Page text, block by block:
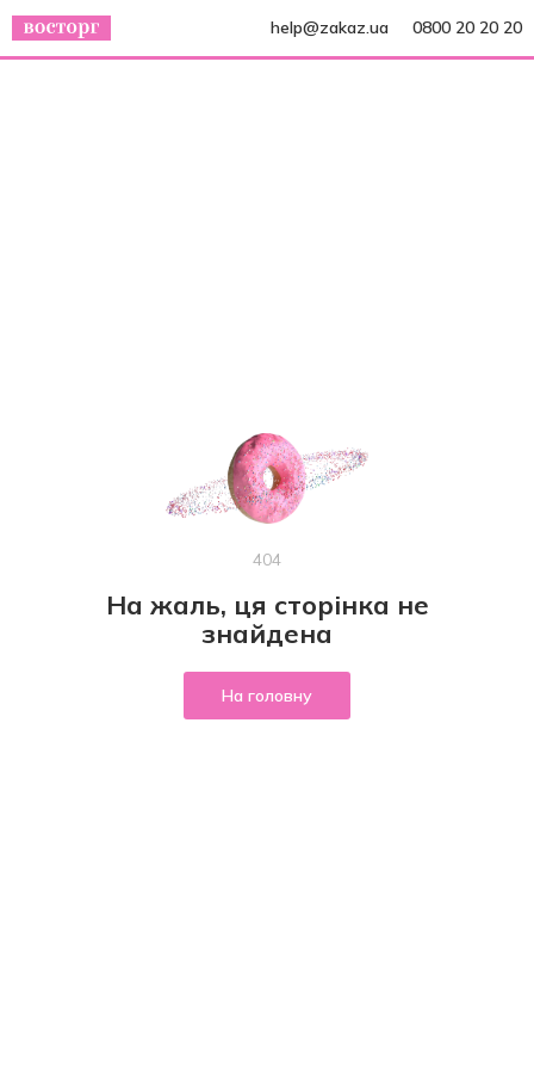
help@zakaz.ua 0800 20 20 20
404
На жаль, ця сторінка не
знайдена
На головну